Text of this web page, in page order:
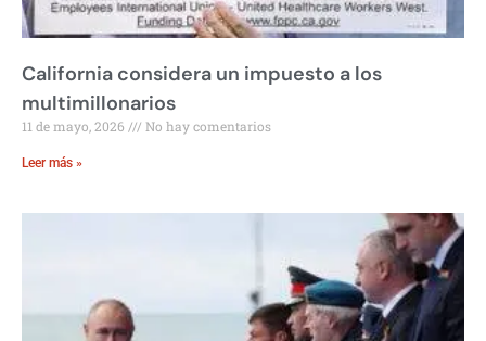
California considera un impuesto a los
multimillonarios
11 de mayo, 2026 No hay comentarios
Leer más »